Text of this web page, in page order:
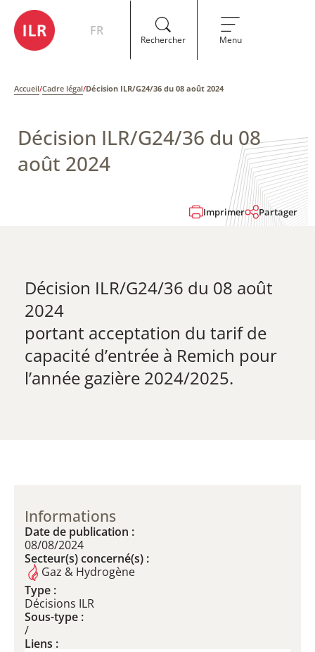
FR
Rechercher Menu
Accueil/Cadre légal/Décision ILR/G24/36 du 08 août 2024
Décision ILR/G24/36 du 08
août 2024
Imprimer Partager
Décision ILR/G24/36 du 08 août
2024
​portant acceptation du tarif de
capacité d’entrée à Remich pour
l’année gazière 2024/2025.
Informations
Date de publication :
08/08/2024
Secteur(s) concerné(s) :
Gaz & Hydrogène
Type :
Décisions ILR
Sous-type :
/
Liens :